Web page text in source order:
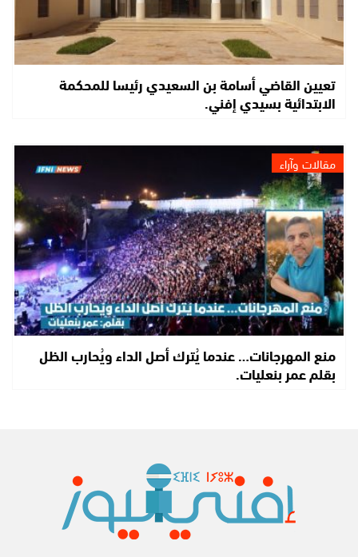
تعيين القاضي أسامة بن السعيدي رئيسا للمحكمة
الابتدائية بسيدي إفني.
مقالات وآراء
منع المهرجانات… عندما يُترك أصل الداء ويُحارب الظل
بقلم عمر بنعليات.